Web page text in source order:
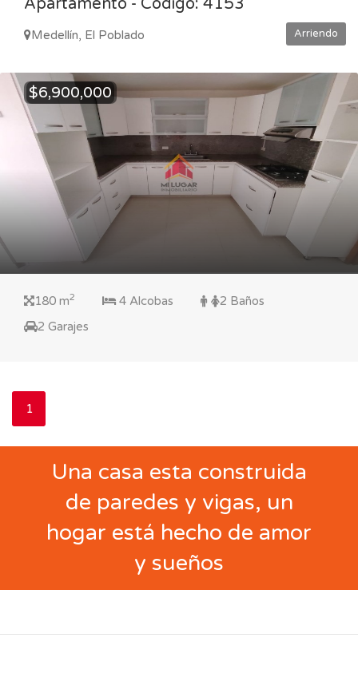
Arriendo
$6,900,000
Apartamento - Código: 4153
Medellín, El Poblado
180 m2 4 Alcobas
2 Baños
2 Garajes
1
Una casa esta construida
de paredes y vigas, un
hogar está hecho de amor
y sueños